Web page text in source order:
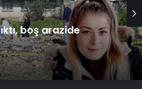
boş arazide